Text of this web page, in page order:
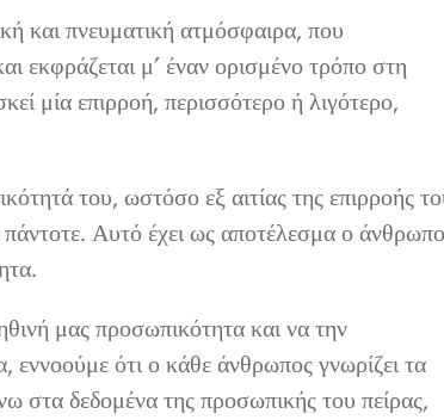
και πνευματική ατμόσφαιρα, που
εκφράζεται μ’ έναν ορισμένο τρόπο στη
μία επιρροή, περισσότερο ή λιγότερο,
του, ωστόσο εξ αιτίας της επιρροής
πάντοτε. Αυτό έχει ως αποτέλεσμα ο
μας προσωπικότητα και να την
ότι ο κάθε άνθρωπος γνωρίζει τα
στα δεδομένα της προσωπικής του πείρας,